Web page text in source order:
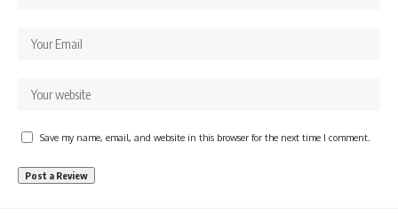
Save my name, email, and website in this browser for the next time I comment.